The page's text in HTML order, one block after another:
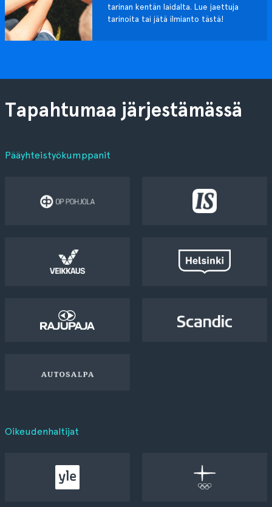
tarinan kentän laidalta. Lue jaettuja
tarinoita tai jätä ilmianto tästä!
Tapahtumaa järjestämässä
Pääyhteistyökumppanit
Oikeudenhaltijat